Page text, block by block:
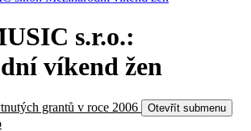
s.r.o.:
víkend žen
grantů v roce 2006 Otevřít submenu